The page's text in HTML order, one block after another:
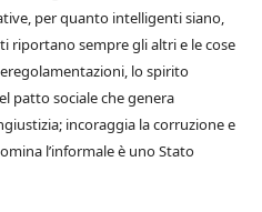
per quanto intelligenti siano,
riportano sempre gli altri e le cose
lo spirito
patto sociale che genera
incoraggia la corruzione e
l’informale è uno Stato